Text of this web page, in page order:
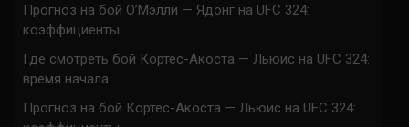
Прогноз на бой О’Мэлли — Ядонг на UFC 324:
коэффициенты
Где смотреть бой Кортес-Акоста — Льюис на UFC 324:
время начала
Прогноз на бой Кортес-Акоста — Льюис на UFC 324: